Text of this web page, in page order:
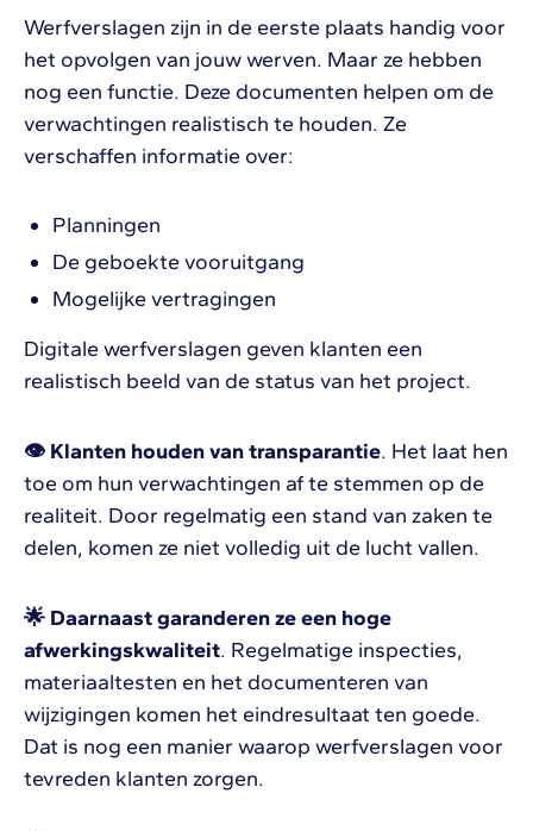
Werfverslagen zijn in de eerste plaats handig voor
het opvolgen van jouw werven. Maar ze hebben
nog een functie. Deze documenten helpen om de
verwachtingen realistisch te houden. Ze
verschaffen informatie over:
Planningen
De geboekte vooruitgang
Mogelijke vertragingen
Digitale werfverslagen geven klanten een
realistisch beeld van de status van het project.
👁 Klanten houden van transparantie. Het laat hen
toe om hun verwachtingen af te stemmen op de
realiteit. Door regelmatig een stand van zaken te
delen, komen ze niet volledig uit de lucht vallen.
🌟 Daarnaast garanderen ze een hoge
afwerkingskwaliteit. Regelmatige inspecties,
materiaaltesten en het documenteren van
wijzigingen komen het eindresultaat ten goede.
Dat is nog een manier waarop werfverslagen voor
tevreden klanten zorgen.